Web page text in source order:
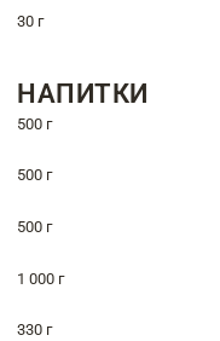
30 г
НАПИТКИ
500 г
500 г
500 г
1 000 г
330 г